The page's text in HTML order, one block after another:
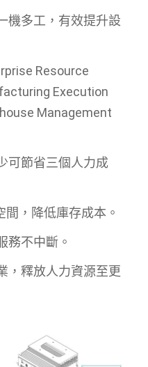
機多工，有效提升設
Resource
Execution
Management
可節省三個人力成
，降低庫存成本。
務不中斷。
，釋放人力資源至更